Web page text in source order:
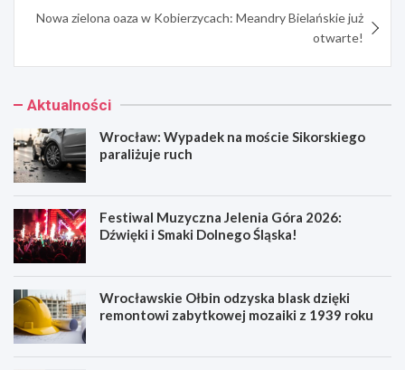
Nowa zielona oaza w Kobierzycach: Meandry Bielańskie już
otwarte!
Aktualności
Wrocław: Wypadek na moście Sikorskiego
paraliżuje ruch
Festiwal Muzyczna Jelenia Góra 2026:
Dźwięki i Smaki Dolnego Śląska!
Wrocławskie Ołbin odzyska blask dzięki
remontowi zabytkowej mozaiki z 1939 roku